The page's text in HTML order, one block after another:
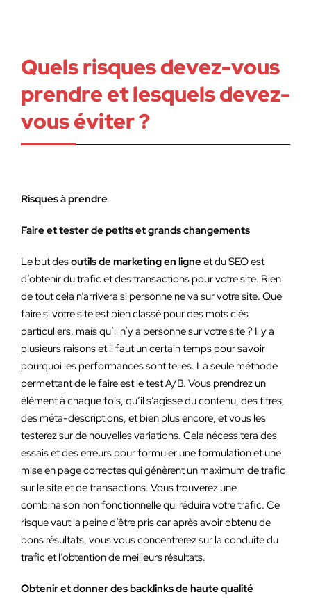
Quels risques devez-vous
prendre et lesquels devez-
vous éviter ?
Risques à prendre
Faire et tester de petits et grands changements
Le but desoutils de marketing en ligneet du SEO est
d’obtenir du trafic et des transactions pour votre site. Rien
de tout cela n’arrivera si personne ne va sur votre site. Que
faire si votre site est bien classé pour des mots clés
particuliers, mais qu’il n’y a personne sur votre site ? Il y a
plusieurs raisons et il faut un certain temps pour savoir
pourquoi les performances sont telles. La seule méthode
permettant de le faire est le test A/B. Vous prendrez un
élément à chaque fois, qu’il s’agisse du contenu, des titres,
des méta-descriptions, et bien plus encore, et vous les
testerez sur de nouvelles variations. Cela nécessitera des
essais et des erreurs pour formuler une formulation et une
mise en page correctes qui génèrent un maximum de trafic
sur le site et de transactions. Vous trouverez une
combinaison non fonctionnelle qui réduira votre trafic. Ce
risque vaut la peine d’être pris car après avoir obtenu de
bons résultats, vous vous concentrerez sur la conduite du
trafic et l’obtention de meilleurs résultats.
Obtenir et donner des backlinks de haute qualité